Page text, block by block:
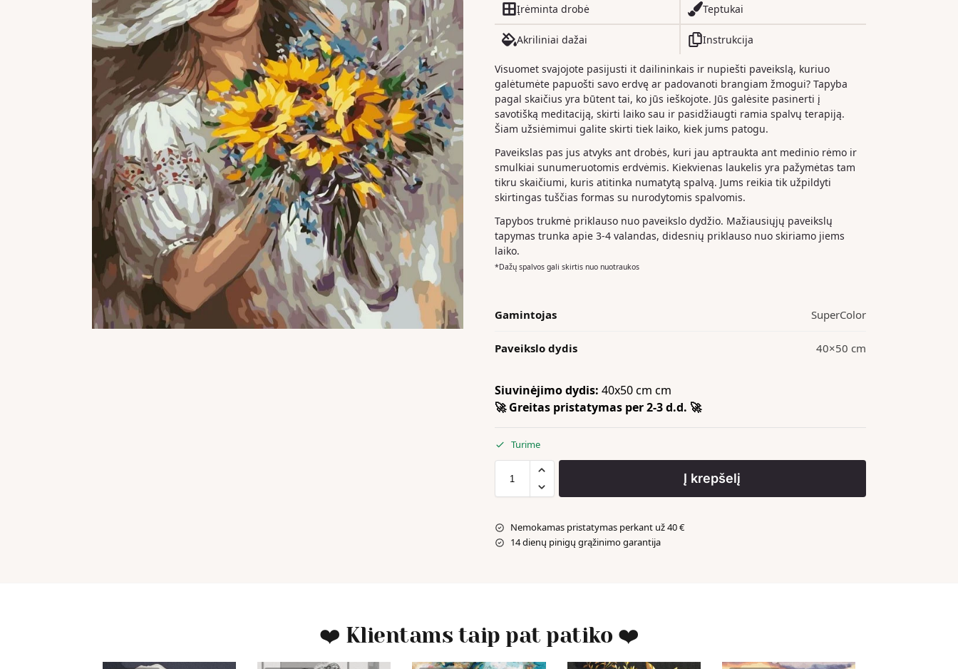
Įrėminta drobė
Teptukai
Akriliniai dažai Instrukcija
Visuomet svajojote pasijusti it dailininkais ir nupiešti paveikslą, kuriuo
galėtumėte papuošti savo erdvę ar padovanoti brangiam žmogui? Tapyba
pagal skaičius yra būtent tai, ko jūs ieškojote. Jūs galėsite pasinerti į
savotišką meditaciją, skirti laiko sau ir pasidžiaugti ramia spalvų terapiją.
Šiam užsiėmimui galite skirti tiek laiko, kiek jums patogu.
Paveikslas pas jus atvyks ant drobės, kuri jau aptraukta ant medinio rėmo ir
smulkiai sunumeruotomis erdvėmis. Kiekvienas laukelis yra pažymėtas tam
tikru skaičiumi, kuris atitinka numatytą spalvą. Jums reikia tik užpildyti
skirtingas tuščias formas su nurodytomis spalvomis.
Tapybos trukmė priklauso nuo paveikslo dydžio. Mažiausiųjų paveikslų
tapymas trunka apie 3-4 valandas, didesnių priklauso nuo skiriamo jiems
laiko.
*Dažų spalvos gali skirtis nuo nuotraukos
Gamintojas SuperColor
Paveikslo dydis 40×50 cm
Siuvinėjimo dydis: 40x50 cm cm
🚀 Greitas pristatymas per 2-3 d.d. 🚀
Turime
Į krepšelį
Nemokamas pristatymas perkant už 40 €
14 dienų pinigų grąžinimo garantija
❤️ Klientams taip pat patiko ❤️